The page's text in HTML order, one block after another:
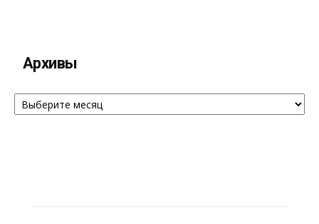
Архивы
Архивы